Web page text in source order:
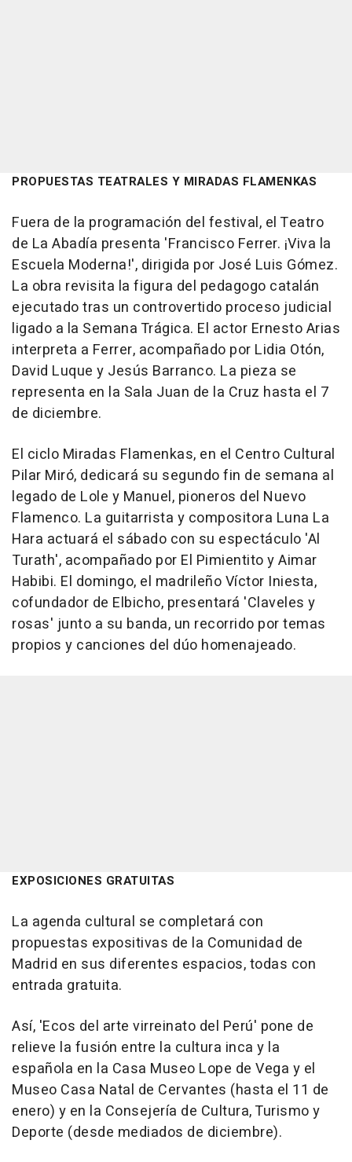
PROPUESTAS TEATRALES Y MIRADAS FLAMENKAS
Fuera de la programación del festival, el Teatro
de La Abadía presenta 'Francisco Ferrer. ¡Viva la
Escuela Moderna!', dirigida por José Luis Gómez.
La obra revisita la figura del pedagogo catalán
ejecutado tras un controvertido proceso judicial
ligado a la Semana Trágica. El actor Ernesto Arias
interpreta a Ferrer, acompañado por Lidia Otón,
David Luque y Jesús Barranco. La pieza se
representa en la Sala Juan de la Cruz hasta el 7
de diciembre.
El ciclo Miradas Flamenkas, en el Centro Cultural
Pilar Miró, dedicará su segundo fin de semana al
legado de Lole y Manuel, pioneros del Nuevo
Flamenco. La guitarrista y compositora Luna La
Hara actuará el sábado con su espectáculo 'Al
Turath', acompañado por El Pimientito y Aimar
Habibi. El domingo, el madrileño Víctor Iniesta,
cofundador de Elbicho, presentará 'Claveles y
rosas' junto a su banda, un recorrido por temas
propios y canciones del dúo homenajeado.
EXPOSICIONES GRATUITAS
La agenda cultural se completará con
propuestas expositivas de la Comunidad de
Madrid en sus diferentes espacios, todas con
entrada gratuita.
Así, 'Ecos del arte virreinato del Perú' pone de
relieve la fusión entre la cultura inca y la
española en la Casa Museo Lope de Vega y el
Museo Casa Natal de Cervantes (hasta el 11 de
enero) y en la Consejería de Cultura, Turismo y
Deporte (desde mediados de diciembre).